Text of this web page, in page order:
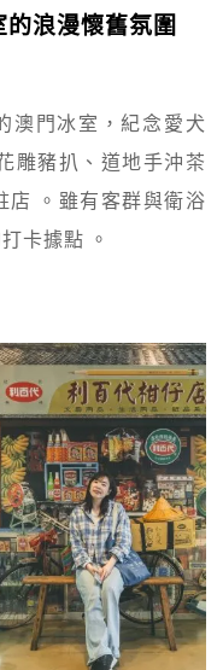
浪漫懷舊氛圍
澳門冰室，紀念愛犬
雕豬扒、道地手沖茶
店 。雖有客群與衛浴
卡據點 。